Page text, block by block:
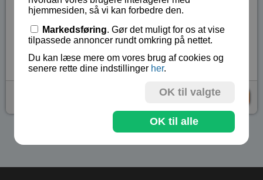
Lagerstatus:På lager
Vare nr.:LE-42117
KØB
hjemmesiden, så vi kan forbedre den.
Markedsføring. Gør det muligt for os at vise
tilpassede annoncer rundt omkring på nettet.
Du kan læse mere om vores brug af cookies og
senere rette dine indstillinger her.
OK til valgte
OK til alle